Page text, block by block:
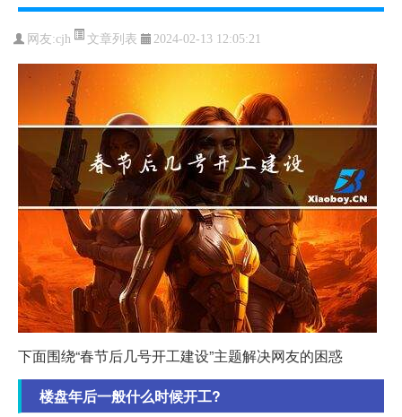
网友:cjh 文章列表 2024-02-13 12:05:21
下面围绕“春节后几号开工建设”主题解决网友的困惑
楼盘年后一般什么时候开工?